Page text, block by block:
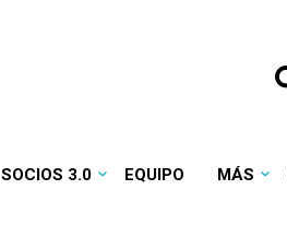
SOCIOS 3.0 EQUIPO MÁS